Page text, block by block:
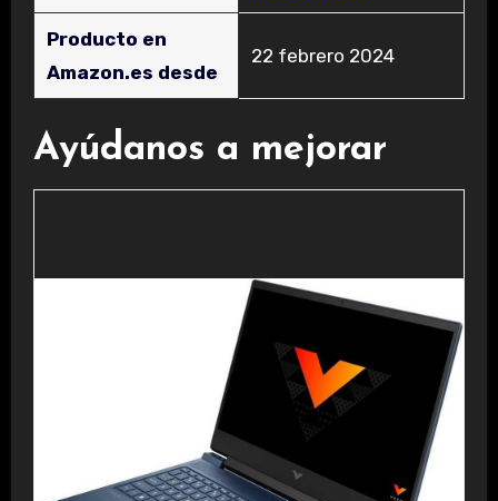
Producto en
Amazon.es desde
22 febrero 2024
Ayúdanos a mejorar